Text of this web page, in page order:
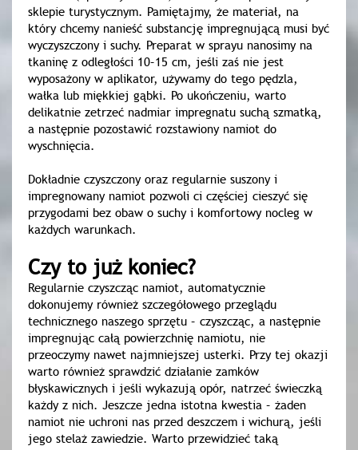
sklepie turystycznym. Pamiętajmy, że materiał, na
który chcemy nanieść substancję impregnującą musi być
wyczyszczony i suchy. Preparat w sprayu nanosimy na
tkaninę z odległości 10–15 cm, jeśli zaś nie jest
wyposażony w aplikator, używamy do tego pędzla,
wałka lub miękkiej gąbki. Po ukończeniu, warto
delikatnie zetrzeć nadmiar impregnatu suchą szmatką,
a następnie pozostawić rozstawiony namiot do
wyschnięcia.
Dokładnie czyszczony oraz regularnie suszony i
impregnowany namiot pozwoli ci częściej cieszyć się
przygodami bez obaw o suchy i komfortowy nocleg w
każdych warunkach.
Czy to już koniec?
Regularnie czyszcząc namiot, automatycznie
dokonujemy również szczegółowego przeglądu
technicznego naszego sprzętu – czyszcząc, a następnie
impregnując całą powierzchnię namiotu, nie
przeoczymy nawet najmniejszej usterki. Przy tej okazji
warto również sprawdzić działanie zamków
błyskawicznych i jeśli wykazują opór, natrzeć świeczką
każdy z nich. Jeszcze jedna istotna kwestia – żaden
namiot nie uchroni nas przed deszczem i wichurą, jeśli
jego stelaż zawiedzie. Warto przewidzieć taką